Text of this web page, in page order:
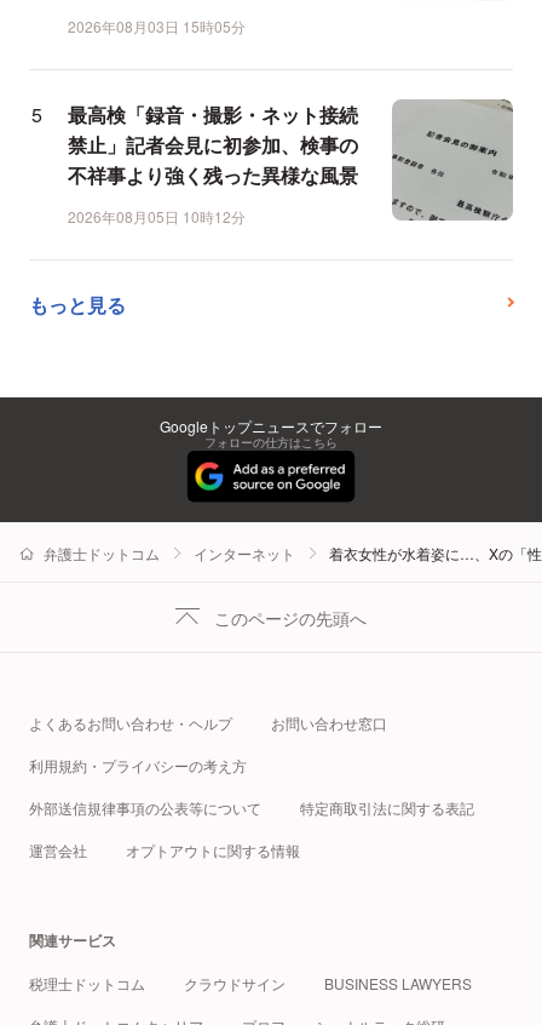
2026年08月03日 15時05分
最高検「録音・撮影・ネット接続
禁止」記者会見に初参加、検事の
不祥事より強く残った異様な風景
2026年08月05日 10時12分
もっと見る
Googleトップニュースでフォロー
フォローの仕方はこちら
弁護士ドットコム インターネット 着衣女性が水着姿に…、Xの「
このページの先頭へ
よくあるお問い合わせ・ヘルプ お問い合わせ窓口
利用規約・プライバシーの考え方
外部送信規律事項の公表等について 特定商取引法に関する表記
運営会社 オプトアウトに関する情報
関連サービス
税理士ドットコム クラウドサイン BUSINESS LAWYERS